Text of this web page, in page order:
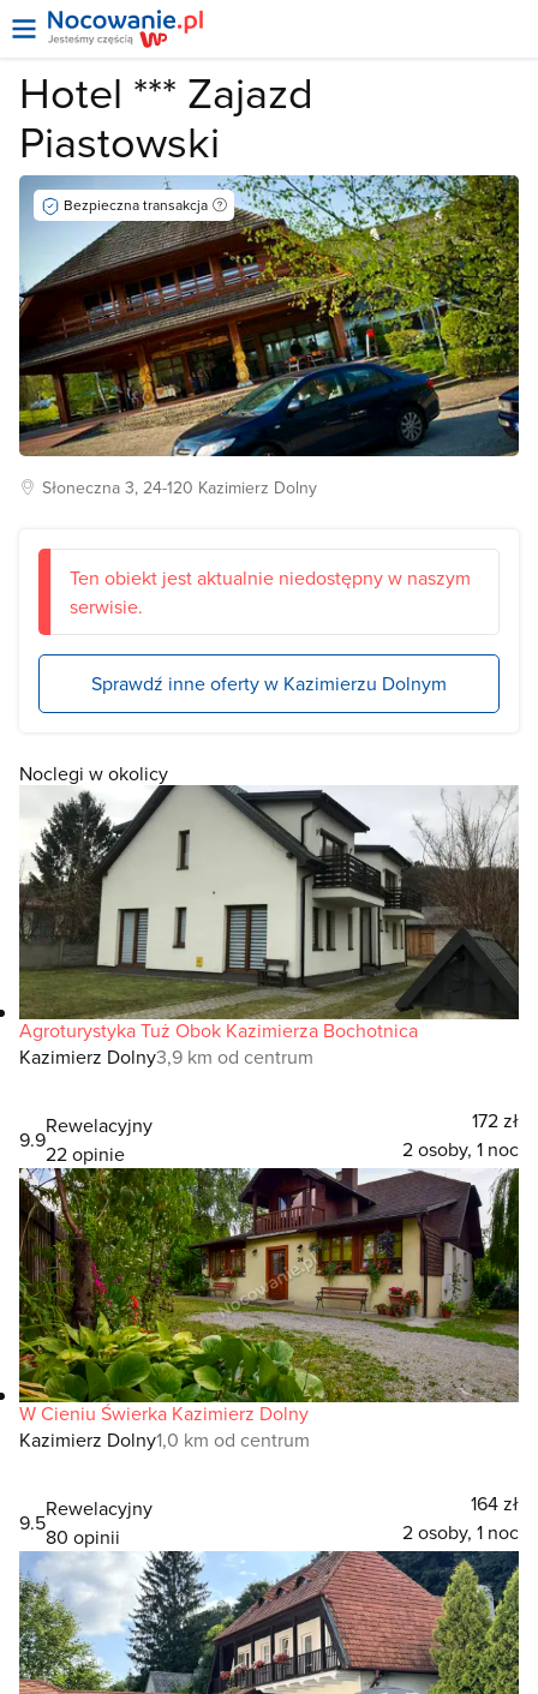
Hotel *** Zajazd
Piastowski
Bezpieczna transakcja
Słoneczna3, 24-120 Kazimierz Dolny
Ten obiekt jest aktualnie niedostępny w naszym
serwisie.
Sprawdź inne oferty w Kazimierzu Dolnym
Noclegi w okolicy
Agroturystyka Tuż Obok Kazimierza Bochotnica
Kazimierz Dolny3,9 km od centrum
9.9
Rewelacyjny
22 opinie
172 zł
2 osoby, 1 noc
W Cieniu Świerka Kazimierz Dolny
Kazimierz Dolny1,0 km od centrum
9.5
Rewelacyjny
80 opinii
164 zł
2 osoby, 1 noc